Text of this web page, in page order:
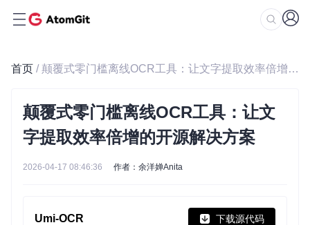
首页 / 颠覆式零门槛离线OCR工具：让文字提取效率倍增的开源解决方案
颠覆式零门槛离线OCR工具：让文
字提取效率倍增的开源解决方案
2026-04-17 08:46:36 作者：余洋婵Anita
Umi-OCR 下载源代码